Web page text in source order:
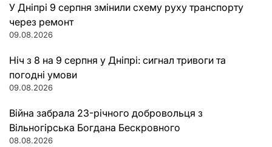
У Дніпрі 9 серпня змінили схему руху транспорту
через ремонт
09.08.2026
Ніч з 8 на 9 серпня у Дніпрі: сигнал тривоги та
погодні умови
09.08.2026
Війна забрала 23-річного добровольця з
Вільногірська Богдана Бескровного
08.08.2026